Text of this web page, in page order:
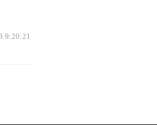
9:20:21